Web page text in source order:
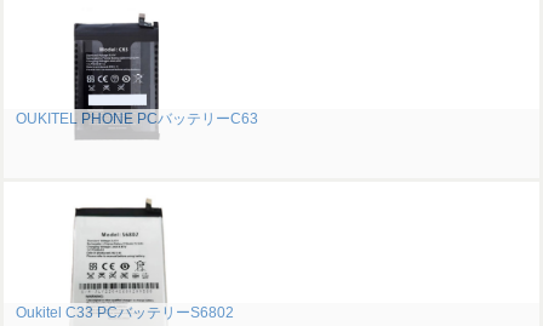
OUKITEL PHONE PCバッテリーC63
Oukitel C33 PCバッテリーS6802